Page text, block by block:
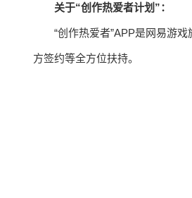
关于“创作热爱者计划”：
“创作热爱者”APP是网易游
方签约等全方位扶持。